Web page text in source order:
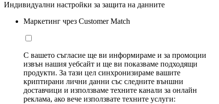
Индивидуални настройки за защита на данните
Маркетинг чрез Customer Match
С вашето съгласие ще ви информираме и за промоции
извън нашия уебсайт и ще ви показваме подходящи
продукти. За тази цел синхронизираме вашите
криптирани лични данни със следните външни
доставчици и използваме техните канали за онлайн
реклама, ако вече използвате техните услуги: